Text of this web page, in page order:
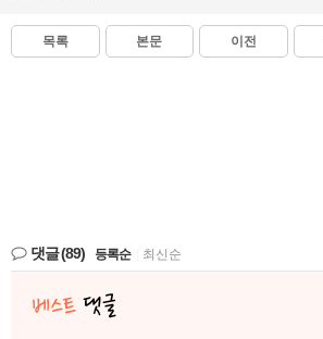
목록 본문 이전
댓글(89) 등록순 최신순